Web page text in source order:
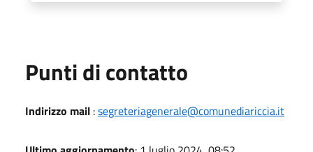
Punti di contatto
Indirizzo mail :segreteriagenerale@comunediariccia.it